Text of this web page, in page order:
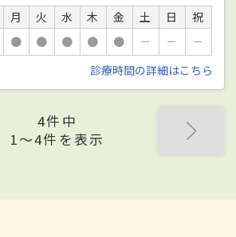
月 火 水 木 金 土 日
祝
● ● ● ● ● － －
－
診療時間の詳細はこちら
4件中
1〜4件を表示